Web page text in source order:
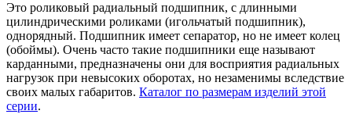
Это роликовый радиальный подшипник, с длинными
цилиндрическими роликами (игольчатый подшипник),
однорядный. Подшипник имеет сепаратор, но не имеет колец
(обоймы). Очень часто такие подшипники еще называют
карданными, предназначены они для восприятия радиальных
нагрузок при невысоких оборотах, но незаменимы вследствие
своих малых габаритов. Каталог по размерам изделий этой
серии.